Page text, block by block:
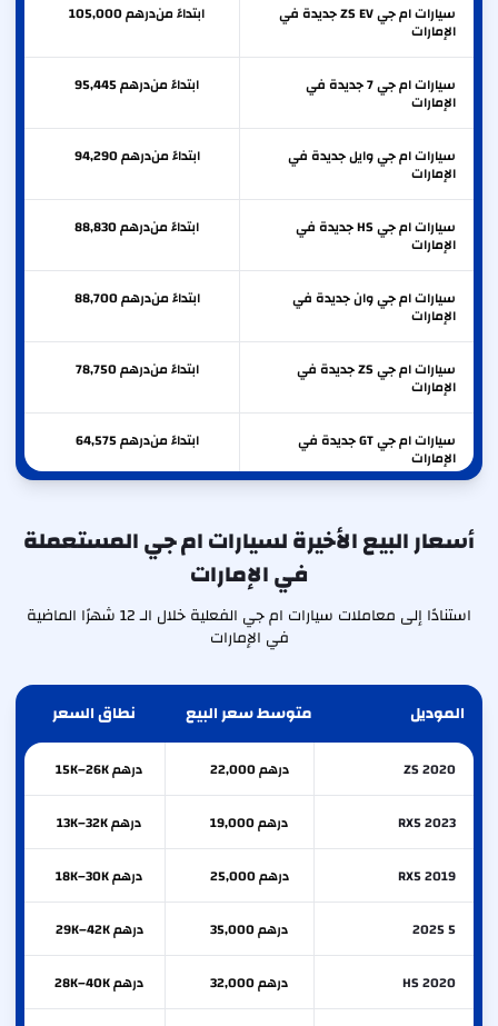
سيارات ام جي ZS EV جديدة في
الإمارات
ابتداءً من 105,000درهم
سيارات ام جي 7 جديدة في
الإمارات
ابتداءً من 95,445درهم
سيارات ام جي وايل جديدة في
الإمارات
ابتداءً من 94,290درهم
سيارات ام جي HS جديدة في
الإمارات
ابتداءً من 88,830درهم
سيارات ام جي وان جديدة في
الإمارات
ابتداءً من 88,700درهم
سيارات ام جي ZS جديدة في
الإمارات
ابتداءً من 78,750درهم
سيارات ام جي GT جديدة في
الإمارات
ابتداءً من 64,575درهم
الإمارات
ابتداءً من
أسعار البيع الأخيرة لسيارات ام جي المستعملة
في الإمارات
استنادًا إلى معاملات سيارات ام جي الفعلية خلال الـ 12 شهرًا الماضية
في الإمارات
الموديل متوسط سعر البيع نطاق السعر
ZS 2020 درهم 22,000 درهم 15K–26K
RX5 2023 درهم 19,000 درهم 13K–32K
RX5 2019 درهم 25,000 درهم 18K–30K
5 2025 درهم 35,000 درهم 29K–42K
HS 2020 درهم 32,000 درهم 28K–40K